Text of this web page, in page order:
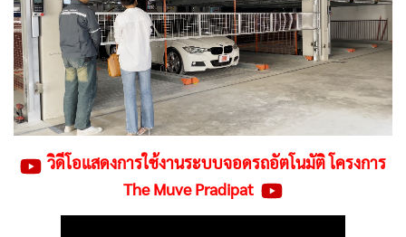
วิดีโอแสดงการใช้งานระบบจอดรถอัตโนมัติ โครงการ
The Muve Pradipat